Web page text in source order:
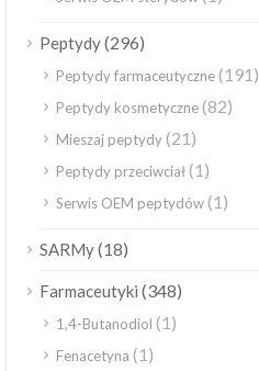
Peptydy(296)
Peptydy farmaceutyczne(191)
Peptydy kosmetyczne(82)
Mieszaj peptydy(21)
Peptydy przeciwciał(1)
Serwis OEM peptydów(1)
SARMy(18)
Farmaceutyki (348)
1,4-Butanodiol (1)
Fenacetyna (1)